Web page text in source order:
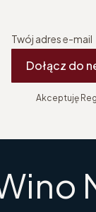
Twój adres e-mail
Dołącz do
Akceptuję